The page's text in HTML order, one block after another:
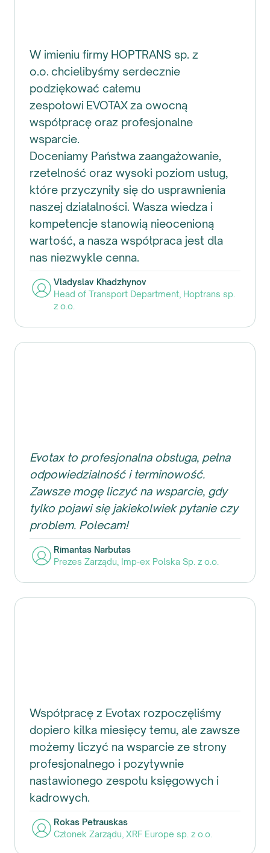
W imieniu firmy HOPTRANS sp. z
o.o. chcielibyśmy serdecznie
podziękować całemu
zespołowi EVOTAX za owocną
współpracę oraz profesjonalne
wsparcie.
Doceniamy Państwa zaangażowanie,
rzetelność oraz wysoki poziom usług,
które przyczyniły się do usprawnienia
naszej działalności. Wasza wiedza i
kompetencje stanowią nieocenioną
wartość, a nasza współpraca jest dla
nas niezwykle cenna.
Vladyslav Khadzhynov
Head of Transport Department Hoptrans sp.
z o.o.
Evotax to profesjonalna obsługa, pełna
odpowiedzialność i terminowość.
Zawsze mogę liczyć na wsparcie, gdy
tylko pojawi się jakiekolwiek pytanie czy
problem. Polecam!
Rimantas Narbutas
Prezes Zarządu Imp-ex Polska Sp. z o.o.
Współpracę z Evotax rozpoczęliśmy
dopiero kilka miesięcy temu, ale zawsze
możemy liczyć na wsparcie ze strony
profesjonalnego i pozytywnie
nastawionego zespołu księgowych i
kadrowych.
Rokas Petrauskas
Członek Zarządu XRF Europe sp. z o.o.